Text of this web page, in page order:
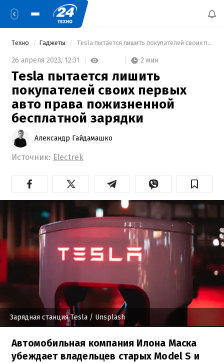
Техно Гаджеты Tesla пытается лишить покупателей своих первых авто права пожизненной бесплатной зарядки
26 апреля 2023, 12:31 2 мин
Tesla пытается лишить
покупателей своих первых
авто права пожизненной
бесплатной зарядки
Александр Гайдамашко
Источник: Electrek
Зарядная станция Tesla / Unsplash
Автомобильная компания Илона Маска
убеждает владельцев старых Model S и